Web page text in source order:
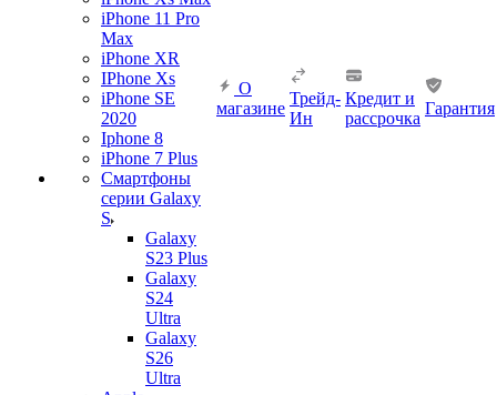
iPhone 11 Pro
Max
iPhone XR
IPhone Xs
iPhone SE
2020
Iphone 8
iPhone 7 Plus
Смартфоны
серии Galaxy
S
Galaxy
S23 Plus
Galaxy
S24
Ultra
Galaxy
S26
Ultra
О
магазине
Трейд-
Ин
Кредит и
рассрочка
Гарантия